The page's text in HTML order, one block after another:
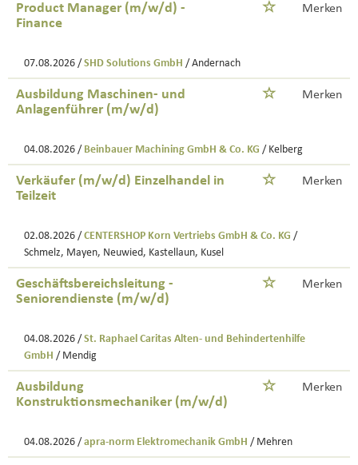
Product Manager (m/w/d) -
Finance
Merken
07.08.2026 / SHD Solutions GmbH / Andernach
Ausbildung Maschinen- und
Anlagenführer (m/w/d)
Merken
04.08.2026 / Beinbauer Machining GmbH & Co. KG / Kelberg
Verkäufer (m/w/d) Einzelhandel in
Teilzeit
Merken
02.08.2026 / CENTERSHOP Korn Vertriebs GmbH & Co. KG /
Schmelz, Mayen, Neuwied, Kastellaun, Kusel
Geschäftsbereichsleitung -
Seniorendienste (m/w/d)
Merken
04.08.2026 / St. Raphael Caritas Alten- und Behindertenhilfe
GmbH / Mendig
Ausbildung
Konstruktionsmechaniker (m/w/d)
Merken
04.08.2026 / apra-norm Elektromechanik GmbH / Mehren